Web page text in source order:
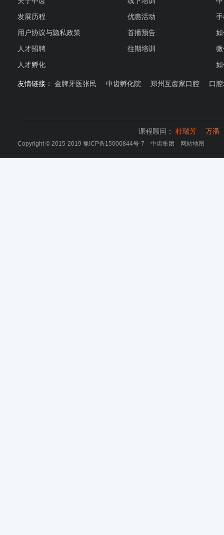
发展历程
用户协议与隐私政策
人才招聘
人才孵化
优惠活动
首播预告
往期培训
友情链接： 金牌牙医张民 中齿孵化院 郑州互齿家口腔 口
课程顾问： 杜瑞芳 万潘
Copyright © 2015-2019 豫ICP备15000844号-7 中齿集团 网站地图